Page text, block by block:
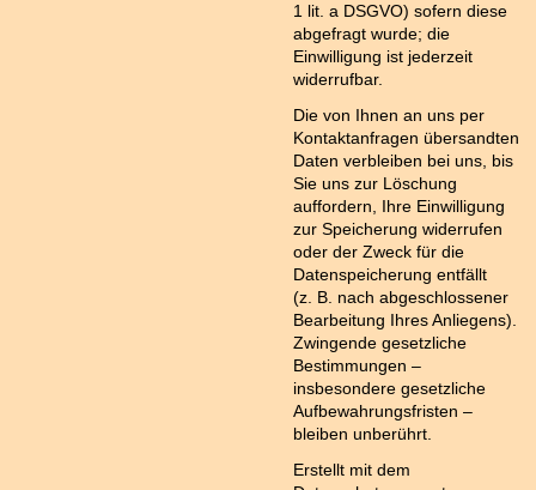
1 lit. a DSGVO) sofern diese
abgefragt wurde; die
Einwilligung ist jederzeit
widerrufbar.
Die von Ihnen an uns per
Kontaktanfragen übersandten
Daten verbleiben bei uns, bis
Sie uns zur Löschung
auffordern, Ihre Einwilligung
zur Speicherung widerrufen
oder der Zweck für die
Datenspeicherung entfällt
(z. B. nach abgeschlossener
Bearbeitung Ihres Anliegens).
Zwingende gesetzliche
Bestimmungen –
insbesondere gesetzliche
Aufbewahrungsfristen –
bleiben unberührt.
Erstellt mit dem